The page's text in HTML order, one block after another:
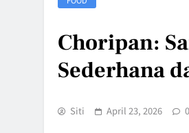
Choripan:
Sederhana
Siti April 23, 2026 0